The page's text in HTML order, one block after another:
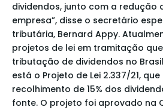
dividendos, junto com a redução
empresa”, disse o secretário
tributária, Bernard Appy.
projetos de lei em tramitação
tributação de dividendos no
está o Projeto de Lei 2.337/21,
recolhimento de 15% dos
fonte. O projeto foi aprovado na